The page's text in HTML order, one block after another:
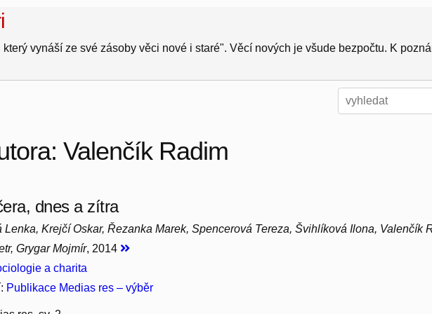
vynáší ze své zásoby věci nové i staré". Věcí nových je všude bezpočtu. K
Valenčík Radim
dnes a zítra
Lenka, Krejčí Oskar, Řezanka Marek, Spencerová Tereza, Švihlíková Ilona, Valenčík
Grygar Mojmír, 2014
a charita
Publikace Medias res – výběr